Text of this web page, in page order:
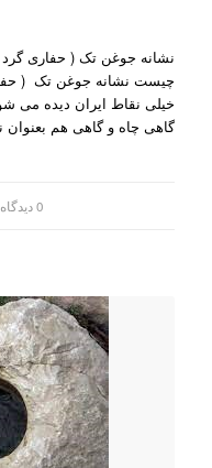
نشانه جوغن تک ( حفاری گرد )
چیست نشانه جوغن تک (
خیلی نقاط ایران دیده می
گاهی چاه و گاهی هم
0 دیدگاه